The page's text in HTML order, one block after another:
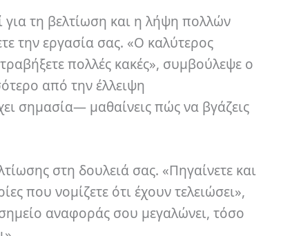
για τη βελτίωση και η λήψη πολλών
την εργασία σας. «Ο καλύτερος
πολλές κακές», συμβούλεψε ο
από την έλλειψη
σημασία— μαθαίνεις πώς να βγάζεις
στη δουλειά σας. «Πηγαίνετε και
που νομίζετε ότι έχουν τελειώσει»,
αναφοράς σου μεγαλώνει, τόσο